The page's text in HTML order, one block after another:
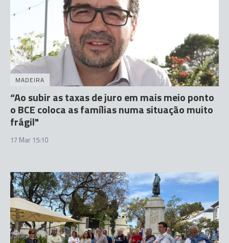
MADEIRA
“Ao subir as taxas de juro em mais meio ponto
o BCE coloca as famílias numa situação muito
frágil"
17 Mar 15:10